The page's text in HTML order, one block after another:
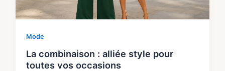
Mode
La combinaison : alliée style pour
toutes vos occasions